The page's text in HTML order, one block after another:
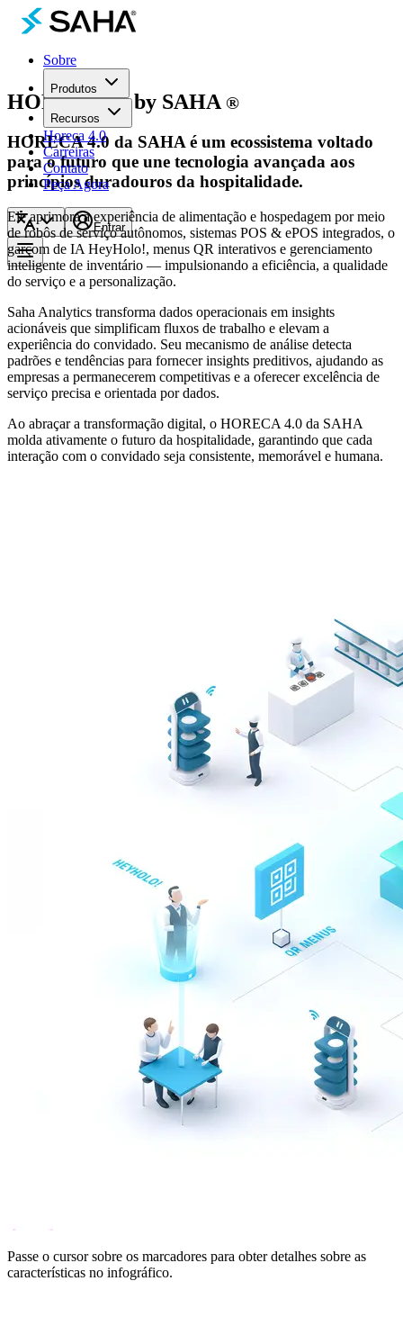
Sobre
Produtos
Recursos
Horeca 4.0
Carreiras
Contato
Peça Agora
Entrar
HORECA4.0by SAHA ®
HORECA 4.0 da SAHA é um ecossistema voltado
para o futuro que une tecnologia avançada aos
princípios duradouros da hospitalidade.
Ele aprimora a experiência de alimentação e hospedagem por meio
de robôs de serviço autônomos, sistemas POS & ePOS integrados, o
garçom de IA HeyHolo!, menus QR interativos e gerenciamento
inteligente de inventário — impulsionando a eficiência, a qualidade
do serviço e a personalização.
Saha Analytics transforma dados operacionais em insights
acionáveis que simplificam fluxos de trabalho e elevam a
experiência do convidado. Seu mecanismo de análise detecta
padrões e tendências para fornecer insights preditivos, ajudando as
empresas a permanecerem competitivas e a oferecer excelência de
serviço precisa e orientada por dados.
Ao abraçar a transformação digital, o HORECA 4.0 da SAHA
molda ativamente o futuro da hospitalidade, garantindo que cada
interação com o convidado seja consistente, memorável e humana.
Passe o cursor sobre os marcadores para obter detalhes sobre as
características no infográfico.